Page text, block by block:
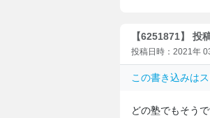
【6251871】 投
投稿日時：2021年
この書き込みは
どの塾でもそう